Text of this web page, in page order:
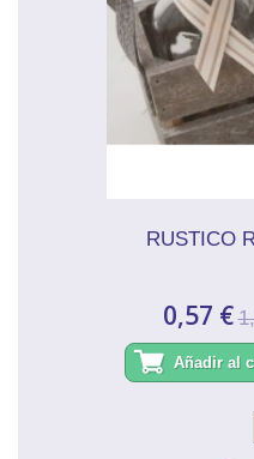
RUSTICO
0,57 €
Añadir al